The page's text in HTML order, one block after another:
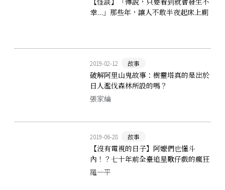
幸...」那些年，讓人不敢半夜起床上廁
2019-02-12 故事
破解阿里山鬼故事：樹靈塔真的是出於
日人濫伐森林所設的嗎？
張家綸
2019-06-28 故事
【沒有電視的日子】阿嬤們也懂斗
內！？七十年前全臺追星歌仔戲的瘋狂
事蹟
羅一平